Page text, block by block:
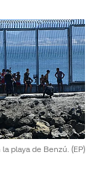
playa de Benzú. (EP)